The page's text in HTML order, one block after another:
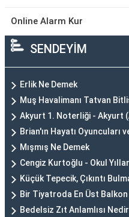
Online Alarm Kur
SENDEYİM
Erlik Ne Demek
Muş Havalimanı Tatvan
Akyurt 1. Noterliği - Akyurt
Brian'ın Hayatı Oyuncuları
Mışmış Ne Demek
Cengiz Kurtoğlu - Okul
Küçük Tepecik, Çıkıntı
Bir Tiyatroda En Üst Balkon
Bedelsiz Zıt Anlamlısı